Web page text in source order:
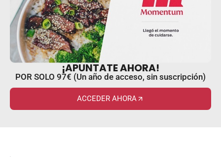
¡APUNTATE AHORA!
POR SOLO 97€ (Un año de acceso, sin suscripción)
ACCEDER AHORA